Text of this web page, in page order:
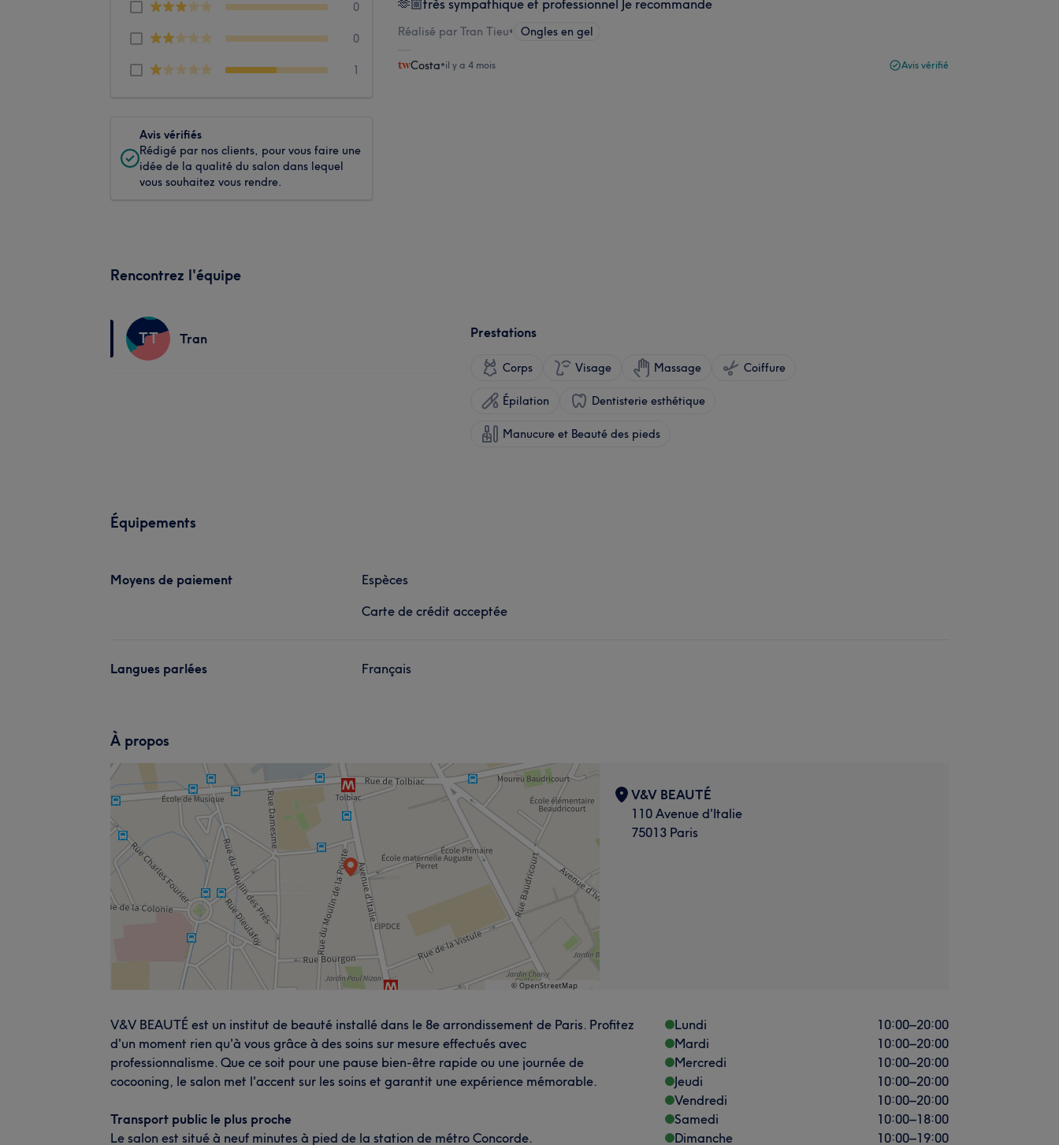
0
0
1
Avis vérifiés
Rédigé par nos clients, pour vous faire une
idée de la qualité du salon dans lequel
vous souhaitez vous rendre.
🫶🏼très sympathique et professionnel Je recommande
Réalisé par Tran Tieu• Ongles en gel
Costa•il y a 4 mois Avis vérifié
Rencontrez l'équipe
TT Tran Prestations
Corps Visage Massage Coiffure
Épilation Dentisterie esthétique
Manucure et Beauté des pieds
Équipements
Moyens de paiement
Espèces
Carte de crédit acceptée
Langues parlées Français
À propos
V&V BEAUTÉ
110 Avenue d'Italie
75013 Paris
V&V BEAUTÉ est un institut de beauté installé dans le 8e arrondissement de Paris. Profitez
d'un moment rien qu'à vous grâce à des soins sur mesure effectués avec
professionnalisme. Que ce soit pour une pause bien-être rapide ou une journée de
cocooning, le salon met l'accent sur les soins et garantit une expérience mémorable.
Transport public le plus proche
Le salon est situé à neuf minutes à pied de la station de métro Concorde.
Lundi 10:00–20:00
Mardi
10:00–20:00
Mercredi
10:00–20:00
Jeudi
10:00–20:00
Vendredi
10:00–20:00
Samedi
10:00–18:00
Dimanche
10:00–19:00